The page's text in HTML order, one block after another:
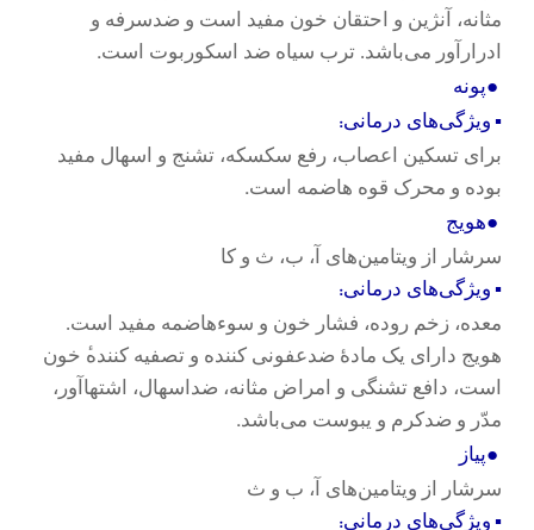
مثانه، آنژین و احتقان خون مفید است و ضدسرفه و
ادرارآور می‌باشد. ترب سیاه ضد اسکوربوت است.
●پونه
▪ ویژگی‌های درمانی:
برای تسکین اعصاب، رفع سکسکه، تشنج و اسهال مفید
بوده و محرک قوه هاضمه است.
●هویج
سرشار از ویتامین‌های آ، ب، ث و کا
▪ ویژگی‌های درمانی:
معده، زخم روده، فشار خون و سوءهاضمه مفید است.
هویج دارای یک مادۀ ضدعفونی کننده و تصفیه کننده خون
است، دافع تشنگی و امراض مثانه، ضداسهال، اشتهاآور،
مدّر و ضدکرم و یبوست می‌باشد.
●پیاز
سرشار از ویتامین‌‌های آ، ب و ث
▪ ویژگی‌های درمانی: